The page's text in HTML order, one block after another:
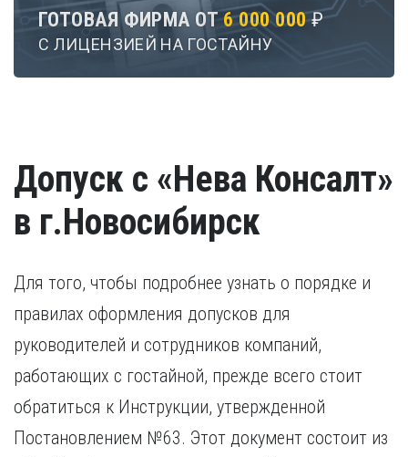
ГОТОВАЯ ФИРМА ОТ6 000 000 ₽
С ЛИЦЕНЗИЕЙ НА ГОСТАЙНУ
Допуск с «Нева Консалт»
в г.Новосибирск
Для того, чтобы подробнее узнать о порядке и
правилах оформления допусков для
руководителей и сотрудников компаний,
работающих с гостайной, прежде всего стоит
обратиться к Инструкции, утвержденной
Постановлением №63. Этот документ состоит из